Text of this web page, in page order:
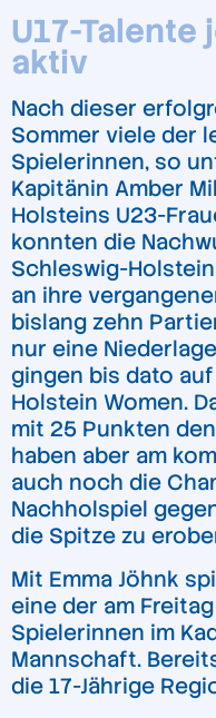
U17-Talente
aktiv
Nach dieser
Sommer viele der
Spielerinnen, so
Kapitänin Amber
Holsteins U23-
konnten die
Schleswig-
an ihre
bislang zehn
nur eine
gingen bis dato
Holstein Women.
mit 25 Punkten
haben aber am
auch noch die
Nachholspiel
die Spitze zu
Mit Emma Jöhnk
eine der am
Spielerinnen im
Mannschaft.
die 17-Jährige